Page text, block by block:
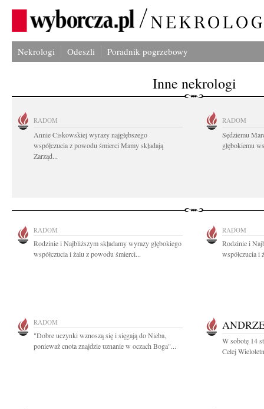
Nekrologi Odeszli Poradnik pogrzebowy
Inne nekrologi
RADOM
Annie Ciskowskiej wyrazy najgłębszego
współczucia z powodu śmierci Mamy składają
Zarząd...
RADOM
Sędziemu
głębokiemu
RADOM
Rodzinie i Najbliższym składamy wyrazy głębokiego
współczucia i żalu z powodu śmierci...
RADOM
Rodzinie i
współczucia i
RADOM
"Dobre uczynki wznoszą się i sięgają do Nieba,
ponieważ cnota znajdzie uznanie w oczach Boga"...
W sobotę 14
Celej